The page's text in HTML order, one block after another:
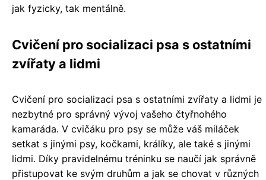
jak fyzicky, tak mentálně.
Cvičení pro socializaci psa s ostatními
zvířaty a lidmi
Cvičení pro socializaci psa s ostatními zvířaty a lidmi je
nezbytné pro správný vývoj vašeho čtyřnohého
kamaráda. V cvičáku pro psy se může váš miláček
setkat s jinými psy, kočkami, králíky, ale také s jinými
lidmi. Díky pravidelnému tréninku se naučí jak správně
přistupovat ke svým druhům a jak se chovat v různých